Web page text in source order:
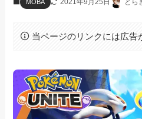
MOBA 2021年9月25日 とら
当ページのリンクには広告